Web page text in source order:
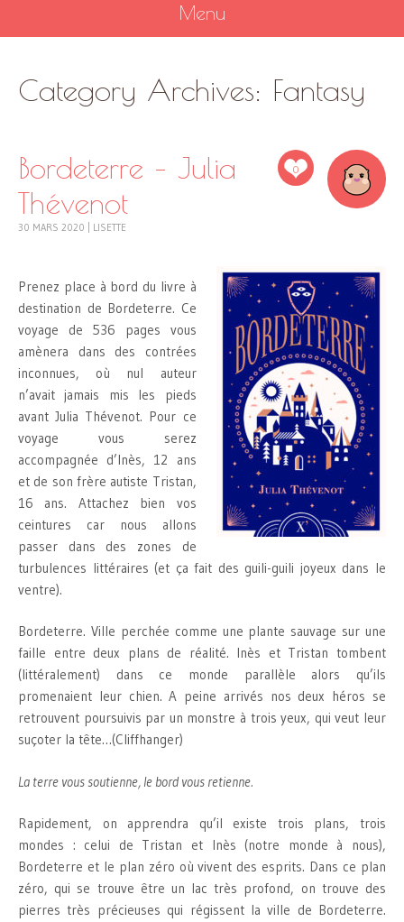
Menu
CONTENT
Category Archives: Fantasy
0
Bordeterre – Julia
Thévenot
30 MARS 2020 LISETTE
Prenez place à bord du livre à
destination de Bordeterre. Ce
voyage de 536 pages vous
amènera dans des contrées
inconnues, où nul auteur
n’avait jamais mis les pieds
avant Julia Thévenot. Pour ce
voyage vous serez
accompagnée d’Inès, 12 ans
et de son frère autiste Tristan,
16 ans. Attachez bien vos
ceintures car nous allons
passer dans des zones de
turbulences littéraires (et ça fait des guili-guili joyeux dans le
ventre).
Bordeterre. Ville perchée comme une plante sauvage sur une
faille entre deux plans de réalité. Inès et Tristan tombent
(littéralement) dans ce monde parallèle alors qu’ils
promenaient leur chien. A peine arrivés nos deux héros se
retrouvent poursuivis par un monstre à trois yeux, qui veut leur
suçoter la tête…(Cliffhanger)
La terre vous soutienne, le bord vous retienne.
Rapidement, on apprendra qu’il existe trois plans, trois
mondes : celui de Tristan et Inès (notre monde à nous),
Bordeterre et le plan zéro où vivent des esprits. Dans ce plan
zéro, qui se trouve être un lac très profond, on trouve des
pierres très précieuses qui régissent la ville de Bordeterre.